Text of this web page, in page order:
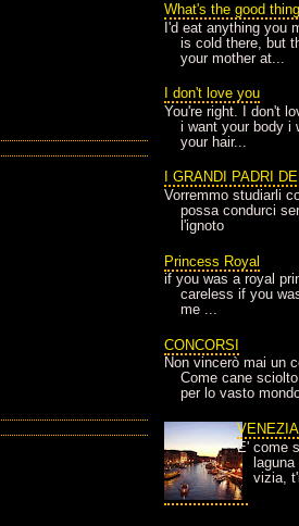
What's the good
I'd eat anything you
is cold there, but
your mother at...
I don't love you
You're right. I don't
i want your body i
your hair...
I GRANDI PADRI
Vorremmo studiarli
possa condurci
l'ignoto
Princess Royal
if you was a royal
careless if you
me ...
CONCORSI
Non vincerò mai un
Come cane
per lo vasto
VENEZIA
E' come
vizia,